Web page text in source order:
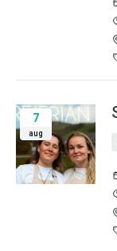
7
aug